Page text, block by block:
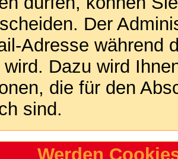
Der
Adresse während
wird. Dazu wird
die für den
sind.
Werden